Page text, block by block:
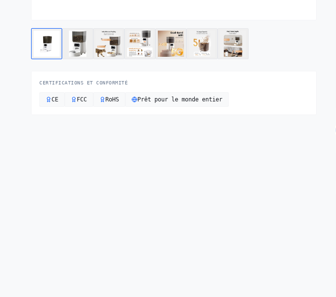
CERTIFICATIONS ET CONFORMITÉ
CE FCC RoHS Prêt pour le monde entier